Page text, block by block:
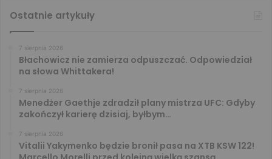
Ostatnie artykuły
7 sierpnia 2026
Błachowicz nie zamierza odpuszczać. Odpowiedział
na słowa Whittakera!
7 sierpnia 2026
Menedżer Gaethje zdradził plany mistrza UFC: Gdyby
zakończył karierę dzisiaj, byłbym…
7 sierpnia 2026
Vitalii Yakymenko będzie bronił pasa na XTB KSW 122!